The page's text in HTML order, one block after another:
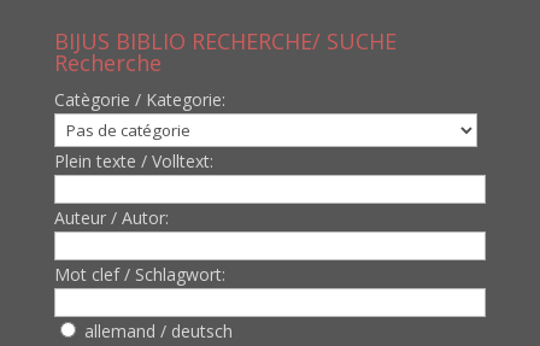
BIJUS BIBLIO RECHERCHE/ SUCHE
Recherche
Catègorie / Kategorie:
Plein texte / Volltext:
Auteur / Autor:
Mot clef / Schlagwort:
allemand / deutsch